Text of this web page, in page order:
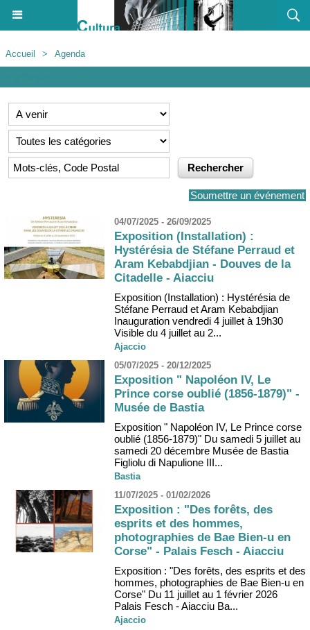
Accueil > Agenda
Soumettre un événement
04/07/2025 - 26/09/2025
Exposition (Installation) :
Hystérésia de Stéfane Perraud et
Aram Kebabdjian - Douves de la
Citadelle - Aiacciu
Exposition (Installation) : Hystérésia de
Stéfane Perraud et Aram Kebabdjian
Inauguration vendredi 4 juillet à 19h30
Visible du 4 juillet au 2...
Ajaccio
05/07/2025 - 20/12/2025
Exposition " Napoléon IV, Le
Prince corse oublié (1856-1879)" -
Musée de Bastia
Exposition " Napoléon IV, Le Prince corse
oublié (1856-1879)" Du samedi 5 juillet au
samedi 20 décembre Musée de Bastia
Figliolu di Napulione III...
Bastia
11/07/2025 - 01/02/2026
Exposition : "Des forêts, des
esprits et des hommes,
photographies de Bae Bien-u en
Corse" - Palais Fesch - Aiacciu
Exposition : "Des forêts, des esprits et des
hommes, photographies de Bae Bien-u en
Corse" Du 11 juillet au 1 février 2026
Palais Fesch - Aiacciu Ba...
Ajaccio